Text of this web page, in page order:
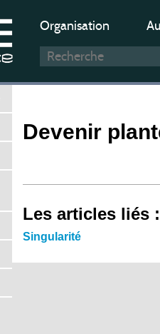
Organisation
Devenir
Les articles liés :
Singularité